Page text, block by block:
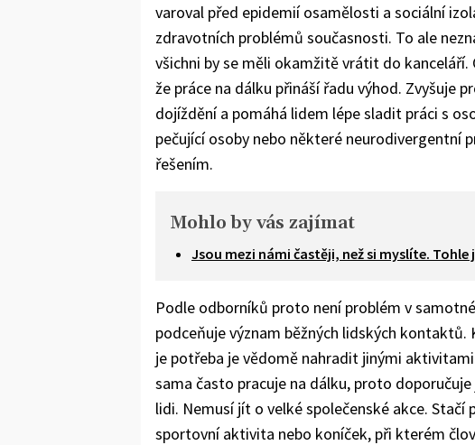
varoval před epidemií osamělosti a sociální
zdravotních problémů současnosti. To ale
všichni by se měli okamžitě vrátit do
že práce na dálku přináší řadu výhod. Zvyšuje
dojíždění a pomáhá lidem lépe sladit práci s
pečující osoby nebo některé neurodivergentní
řešením.
Mohlo by vás zajímat
Jsou mezi námi častěji, než si myslíte.
Podle odborníků proto není problém v
podceňuje význam běžných lidských
je potřeba je vědomě nahradit jinými
sama často pracuje na dálku, proto
lidi. Nemusí jít o velké společenské akce. Stačí
sportovní aktivita nebo koníček, při kterém